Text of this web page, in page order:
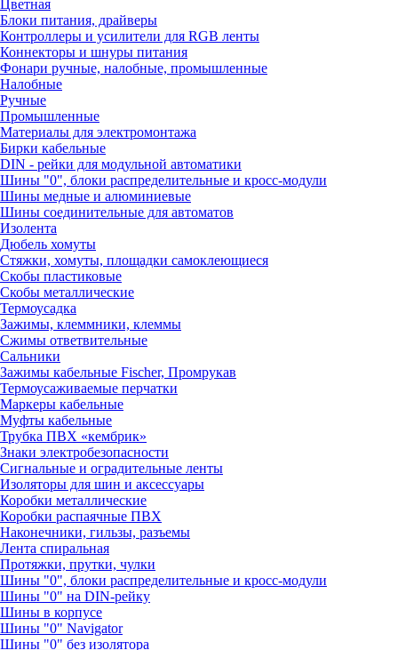
Цветная
Блоки питания, драйверы
Контроллеры и усилители для RGB ленты
Коннекторы и шнуры питания
Фонари ручные, налобные, промышленные
Налобные
Ручные
Промышленные
Материалы для электромонтажа
Бирки кабельные
DIN - рейки для модульной автоматики
Шины "0", блоки распределительные и кросс-модули
Шины медные и алюминиевые
Шины соединительные для автоматов
Изолента
Дюбель хомуты
Стяжки, хомуты, площадки самоклеющиеся
Скобы пластиковые
Скобы металлические
Термоусадка
Зажимы, клеммники, клеммы
Сжимы ответвительные
Сальники
Зажимы кабельные Fischer, Промрукав
Термоусаживаемые перчатки
Маркеры кабельные
Муфты кабельные
Трубка ПВХ «кембрик»
Знаки электробезопасности
Сигнальные и оградительные ленты
Изоляторы для шин и аксессуары
Коробки металлические
Коробки распаячные ПВХ
Наконечники, гильзы, разъемы
Лента спиральная
Протяжки, прутки, чулки
Шины "0", блоки распределительные и кросс-модули
Шины "0" на DIN-рейку
Шины в корпусе
Шины "0" Navigator
Шины "0" без изолятора